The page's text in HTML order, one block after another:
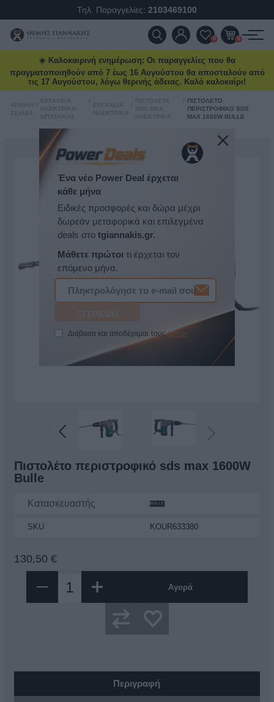
Τηλ. Παραγγελίες: 2103469100
ΠΡΟΪΌΝΤΑ
ΠΡΟΣΦΟΡΈΣ
ΕΠΙΚΟΙΝΩΝΊΑ
ΝΈΑ & ΆΡΘΡΑ
0 0
☀️ Καλοκαιρινή ενημέρωση: Οι παραγγελίες που θα
πραγματοποιηθούν από 7 έως 16 Αυγούστου θα αποσταλούν από
τις 17 Αυγούστου, λόγω θερινής άδειας. Καλό καλοκαίρι!
ΠΙΣΤΟΛΈΤΟ
ΠΕΡΙΣΤΡΟΦΙΚΌ SDS
MAX 1600W BULLE
Πιστολέτο περιστροφικό sds max 1600W
Bulle
Κατασκευαστής
SKU KOUR633380
130,50 €
Αγορά
Περιγραφή
Ένα νέο Power Deal έρχεται
κάθε μήνα
Ειδικές προσφορές και δώρα μέχρι
δωρεάν μεταφορικά και επιλεγμένα
deals στο tgiannakis.gr.
Μάθετε πρώτοι τι έρχεται τον
επόμενο μήνα.
Διάβασα και αποδέχομαι τουςόρους